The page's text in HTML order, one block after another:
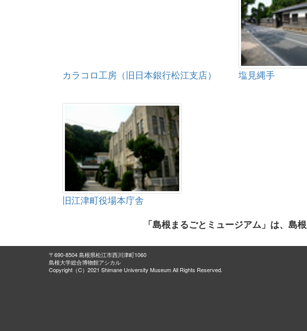
カラコロ工房（旧日本銀行松江支店） 塩見縄手
旧江津町役場本庁舎
「島根まるごとミュージアム」は、島
〒690-8504 島根県松江市西川津町1060
島根大学総合博物館アシカル
Copyright（C）2021 Shimane University Museum All Rights Reserved.